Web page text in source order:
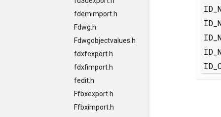
fdemimport.h
Fdwg.h
Fdwgobjectvalues.h
fdxfexport.h
fdxfimport.h
fedit.h
Ffbxexport.h
Ffbximport.h